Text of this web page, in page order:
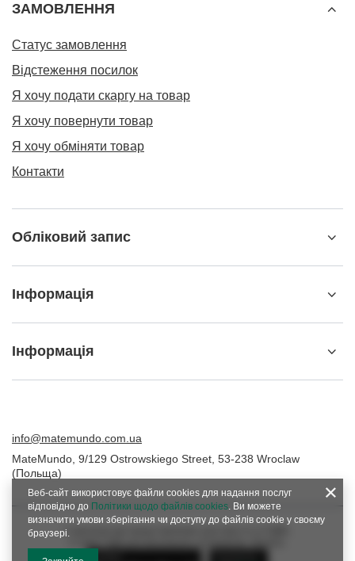
ЗАМОВЛЕННЯ
Статус замовлення
Відстеження посилок
Я хочу подати скаргу на товар
Я хочу повернути товар
Я хочу обміняти товар
Контакти
Обліковий запис
Інформація
Інформація
info@matemundo.com.ua
MateMundo 9/129 Ostrowskiego Street 53-238 Wroclaw
(Польща)
У магазині ми представляємо ціни брутто (з ПДВ).
Веб-сайт використовує файли cookies для надання послуг
відповідно до Політики щодо файлів cookies. Ви можете
визначити умови зберігання чи доступу до файлів cookie у своєму
браузері.